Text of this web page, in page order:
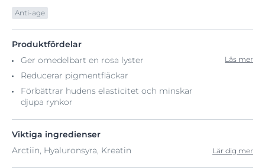
Anti-age
Produktfördelar
Ger omedelbart en rosa lyster
Reducerar pigmentfläckar
Förbättrar hudens elasticitet och minskar
djupa rynkor
Läs mer
Viktiga ingredienser
Arctiin, Hyaluronsyra, Kreatin
Lär dig mer